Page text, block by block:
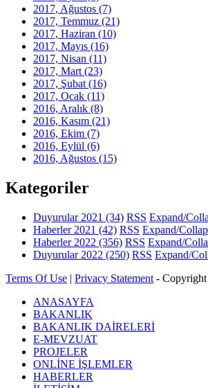
2017, Ağustos (7)
2017, Temmuz (21)
2017, Haziran (10)
2017, Mayıs (16)
2017, Nisan (11)
2017, Mart (23)
2017, Şubat (16)
2017, Ocak (11)
2016, Aralık (8)
2016, Kasım (21)
2016, Ekim (7)
2016, Eylül (6)
2016, Ağustos (15)
Kategoriler
Duyurular 2021 (34) RSS Expand/
Haberler 2021 (42) RSS Expand/
Haberler 2022 (356) RSS Expand/
Duyurular 2022 (250) RSS Expand/
Terms Of Use | Privacy Statement -
ANASAYFA
BAKANLIK
BAKANLIK DAİRELERİ
E-MEVZUAT
PROJELER
ONLİNE İŞLEMLER
HABERLER